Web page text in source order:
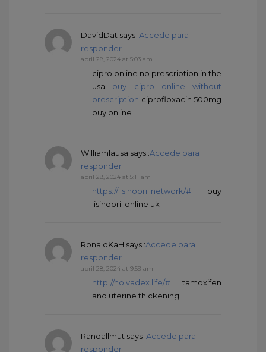
DavidDat says :Accede para
responder
abril 28, 2024 at 5:03 am
cipro online no prescription in the
usa buy cipro online without
prescription ciprofloxacin 500mg
buy online
Williamlausa says :Accede para
responder
abril 28, 2024 at 5:11 am
https://lisinopril.network/# buy
lisinopril online uk
RonaldKaH says :Accede para
responder
abril 28, 2024 at 9:59 am
http://nolvadex.life/# tamoxifen
and uterine thickening
Randallmut says :Accede para
responder